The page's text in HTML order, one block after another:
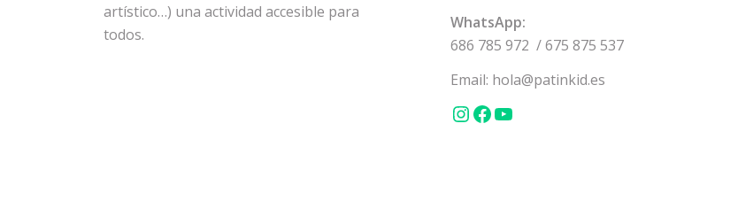
artístico…) una actividad accesible para
todos.
WhatsApp:
686 785 972 /675 875 537
Email: hola@patinkid.es